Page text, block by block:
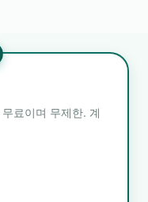
료이며 무제한. 계